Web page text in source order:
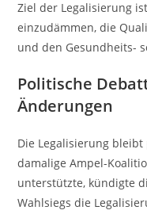
Ziel der Legalisierung
einzudämmen, die
und den Gesundheits-
Politische
Änderungen
Die Legalisierung
damalige Ampel-
unterstützte, kündigte
Wahlsiegs die